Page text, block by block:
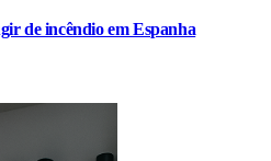
de incêndio em Espanha